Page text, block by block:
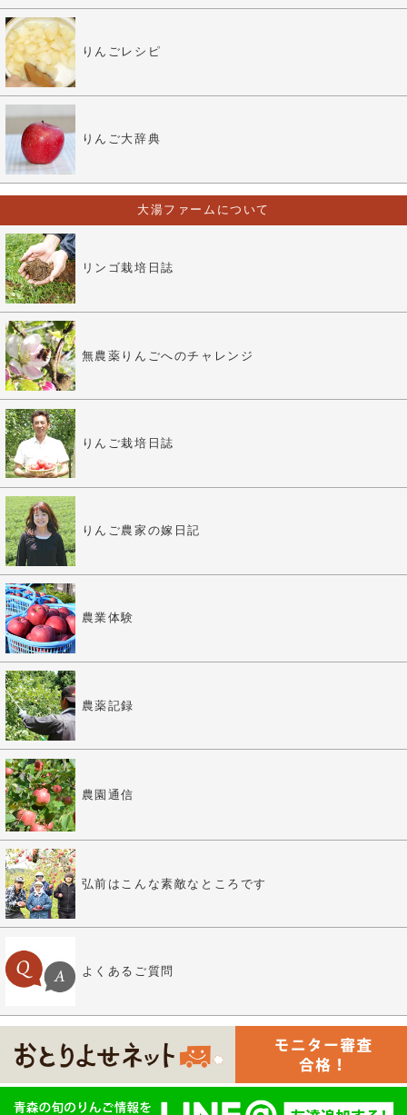
りんごレシピ
りんご大辞典
大湯ファームについて
リンゴ栽培日誌
無農薬りんごへのチャレンジ
りんご栽培日誌
りんご農家の嫁日記
農業体験
農薬記録
農園通信
弘前はこんな素敵なところです
よくあるご質問